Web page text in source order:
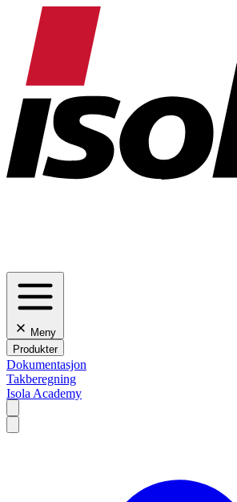
Meny
Produkter
Dokumentasjon
Takberegning
Isola Academy